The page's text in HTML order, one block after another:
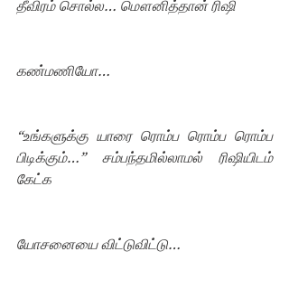
தீவிரம் சொல்ல… மௌனித்தான் ரிஷி
கண்மணியோ…
“உங்களுக்கு யாரை ரொம்ப ரொம்ப ரொம்ப
பிடிக்கும்…” சம்பந்தமில்லாமல் ரிஷியிடம்
கேட்க
யோசனையை விட்டுவிட்டு…